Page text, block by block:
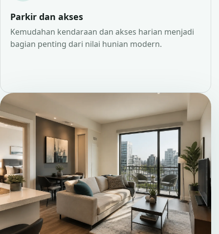
Parkir dan akses
Kemudahan kendaraan dan akses harian menjadi
bagian penting dari nilai hunian modern.